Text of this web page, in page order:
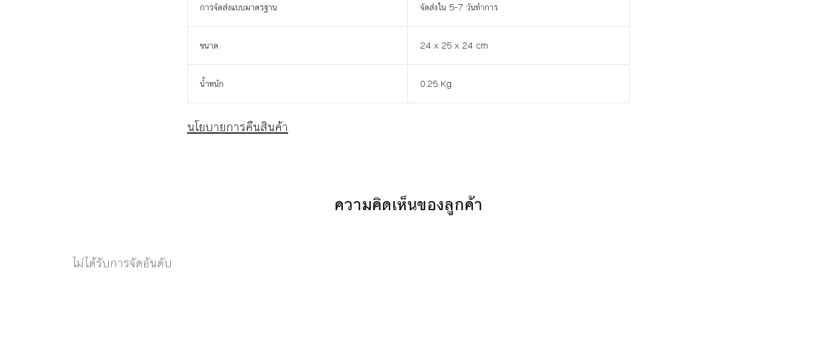
การจัดส่งแบบมาตรฐาน จัดส่งใน 5-7 วันทำการ
ขนาด 24 x 25 x 24 cm
น้ำหนัก 0.25 Kg
นโยบายการคืนสินค้า
ความคิดเห็นของลูกค้า
ไม่ได้รับการจัดอันดับ